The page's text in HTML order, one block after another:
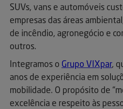
SUVs, vans e automóveis
empresas das áreas
de incêndio, agronegócio e
outros.
Integramos o Grupo VIXpar,
anos de experiência em
mobilidade. O propósito de
excelência e respeito às